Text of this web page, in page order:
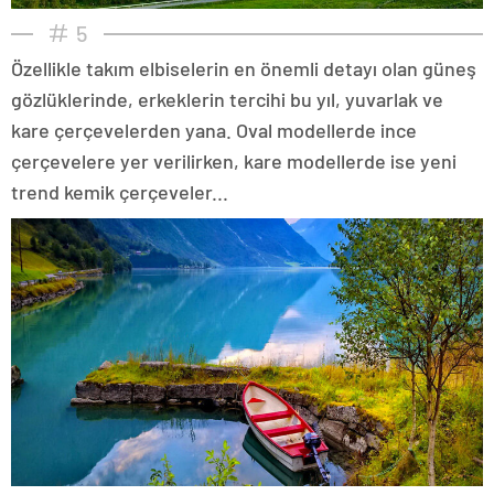
5
Özellikle takım elbiselerin en önemli detayı olan güneş
gözlüklerinde, erkeklerin tercihi bu yıl, yuvarlak ve
kare çerçevelerden yana. Oval modellerde ince
çerçevelere yer verilirken, kare modellerde ise yeni
trend kemik çerçeveler...